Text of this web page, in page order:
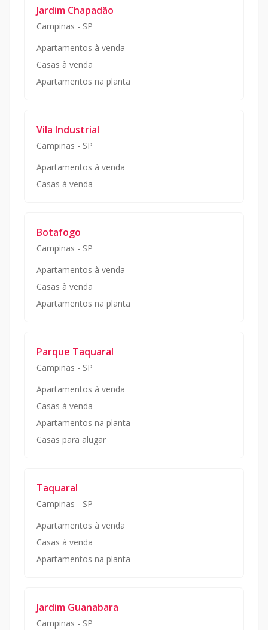
Jardim Chapadão
Campinas - SP
Apartamentos à venda
Casas à venda
Apartamentos na planta
Vila Industrial
Campinas - SP
Apartamentos à venda
Casas à venda
Botafogo
Campinas - SP
Apartamentos à venda
Casas à venda
Apartamentos na planta
Parque Taquaral
Campinas - SP
Apartamentos à venda
Casas à venda
Apartamentos na planta
Casas para alugar
Taquaral
Campinas - SP
Apartamentos à venda
Casas à venda
Apartamentos na planta
Jardim Guanabara
Campinas - SP